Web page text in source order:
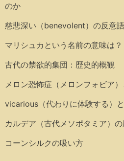
のか
慈悲深い（benevolent）の反意
マリシュカという名前の意味は？
古代の禁欲的集団：歴史的概観
メロン恐怖症（メロンフォビア）
vicarious（代わりに体験する）
カルデア（古代メソポタミア）
コーンシルクの吸い方